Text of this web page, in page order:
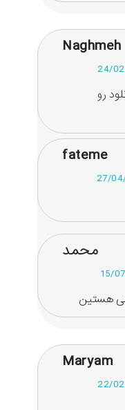
Naghmeh
رو
fateme
محمد
هستین
Maryam